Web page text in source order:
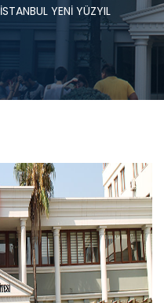
İSTANBUL YENİ YÜZYIL